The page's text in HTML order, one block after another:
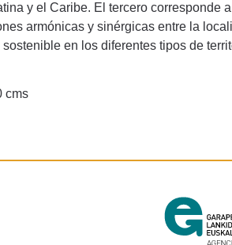
y el Caribe. El tercero corresponde
armónicas y sinérgicas entre la
en los diferentes tipos de
cms